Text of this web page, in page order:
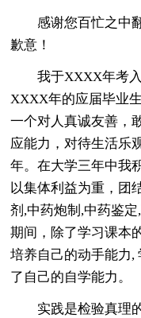
感谢您百忙之中
歉意！
我于XXXX年考
XXXX年的应届毕业
一个对人真诚友善，
应能力，对待生活乐
年。在大学三年中我
以集体利益为重，团
剂,中药炮制,中药鉴
期间，除了学习课本
培养自己的动手能力,
了自己的自学能力。
实践是检验真理